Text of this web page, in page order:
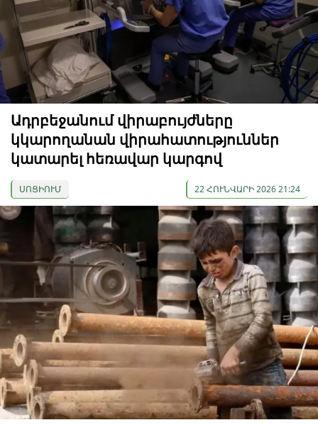
Ադրբեջանում վիրաբույժները
կկարողանան վիրահատություններ
կատարել հեռավար կարգով
ՍՈՑԻՈՒՄ 22 ՀՈՒՆՎԱՐԻ 2026 21:24